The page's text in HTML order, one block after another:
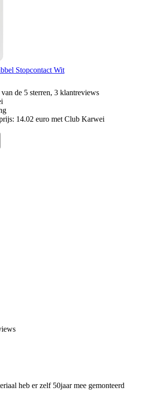
Stopcontact Wit
de 5 sterren, 3 klantreviews
14.02 euro met Club Karwei
heb er zelf 50jaar mee gemonteerd